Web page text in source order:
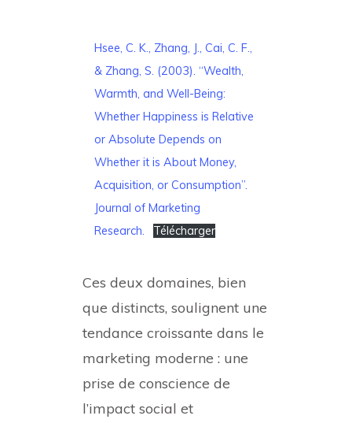
Hsee, C. K., Zhang, J., Cai, C. F.,
& Zhang, S. (2003). “Wealth,
Warmth, and Well-Being:
Whether Happiness is Relative
or Absolute Depends on
Whether it is About Money,
Acquisition, or Consumption”.
Journal of Marketing
Research.
Télécharger
Ces deux domaines, bien
que distincts, soulignent une
tendance croissante dans le
marketing moderne : une
prise de conscience de
l’impact social et